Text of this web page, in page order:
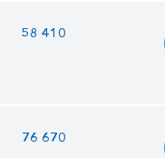
58 410
76 670